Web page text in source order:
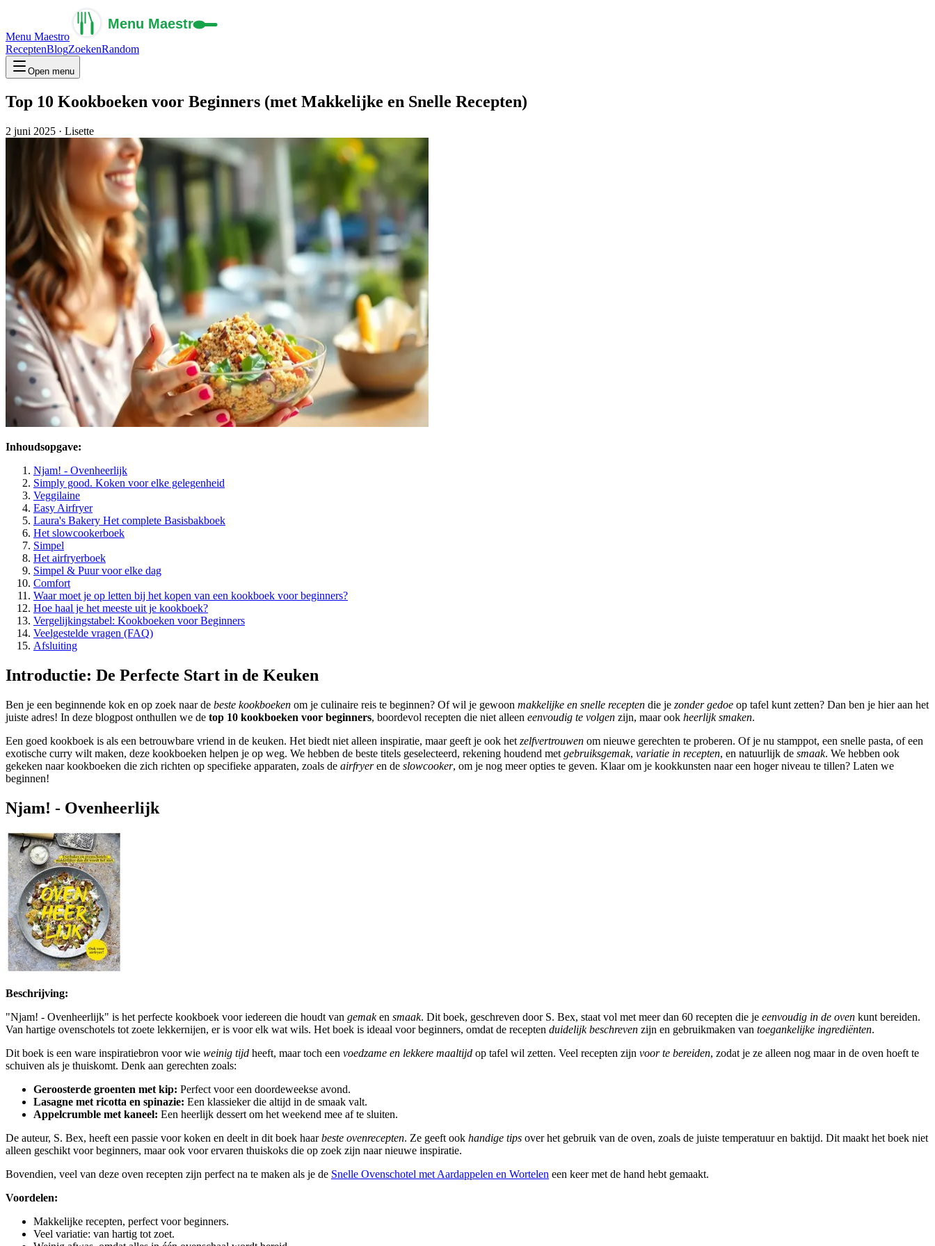
Menu Maestro
ReceptenBlogZoekenRandom
Open menu
Top 10 Kookboeken voor Beginners (met Makkelijke en Snelle Recepten)
2 juni 2025 · Lisette
Inhoudsopgave:
Njam! - Ovenheerlijk
Simply good. Koken voor elke gelegenheid
Veggilaine
Easy Airfryer
Laura's Bakery Het complete Basisbakboek
Het slowcookerboek
Simpel
Het airfryerboek
Simpel & Puur voor elke dag
Comfort
Waar moet je op letten bij het kopen van een kookboek voor beginners?
Hoe haal je het meeste uit je kookboek?
Vergelijkingstabel: Kookboeken voor Beginners
Veelgestelde vragen (FAQ)
Afsluiting
Introductie: De Perfecte Start in de Keuken
Ben je een beginnende kok en op zoek naar de beste kookboeken om je culinaire reis te beginnen? Of wil je gewoon makkelijke en snelle recepten die je zonder gedoe op tafel kunt zetten? Dan ben je hier aan het
juiste adres! In deze blogpost onthullen we de top 10 kookboeken voor beginners, boordevol recepten die niet alleen eenvoudig te volgen zijn, maar ook heerlijk smaken.
Een goed kookboek is als een betrouwbare vriend in de keuken. Het biedt niet alleen inspiratie, maar geeft je ook het zelfvertrouwen om nieuwe gerechten te proberen. Of je nu stamppot, een snelle pasta, of een
exotische curry wilt maken, deze kookboeken helpen je op weg. We hebben de beste titels geselecteerd, rekening houdend met gebruiksgemak, variatie in recepten, en natuurlijk de smaak. We hebben ook
gekeken naar kookboeken die zich richten op specifieke apparaten, zoals de airfryeren de slowcooker, om je nog meer opties te geven. Klaar om je kookkunsten naar een hoger niveau te tillen? Laten we
beginnen!
Njam! - Ovenheerlijk
Beschrijving:
"Njam! - Ovenheerlijk" is het perfecte kookboek voor iedereen die houdt van gemaken smaak. Dit boek, geschreven door S. Bex, staat vol met meer dan 60 recepten die je eenvoudig in de oven kunt bereiden.
Van hartige ovenschotels tot zoete lekkernijen, er is voor elk wat wils. Het boek is ideaal voor beginners, omdat de recepten duidelijk beschreven zijn en gebruikmaken van toegankelijke ingrediënten.
Dit boek is een ware inspiratiebron voor wie weinig tijd heeft, maar toch een voedzame en lekkere maaltijd op tafel wil zetten. Veel recepten zijn voor te bereiden, zodat je ze alleen nog maar in de oven hoeft te
schuiven als je thuiskomt. Denk aan gerechten zoals:
Geroosterde groenten met kip: Perfect voor een doordeweekse avond.
Lasagne met ricotta en spinazie: Een klassieker die altijd in de smaak valt.
Appelcrumble met kaneel: Een heerlijk dessert om het weekend mee af te sluiten.
De auteur, S. Bex, heeft een passie voor koken en deelt in dit boek haarbeste ovenrecepten. Ze geeft ook handige tips over het gebruik van de oven, zoals de juiste temperatuur en baktijd. Dit maakt het boek niet
alleen geschikt voor beginners, maar ook voor ervaren thuiskoks die op zoek zijn naar nieuwe inspiratie.
Bovendien, veel van deze oven recepten zijn perfect na te maken als je de Snelle Ovenschotel met Aardappelen en Wortelen een keer met de hand hebt gemaakt.
Voordelen:
Makkelijke recepten, perfect voor beginners.
Veel variatie: van hartig tot zoet.